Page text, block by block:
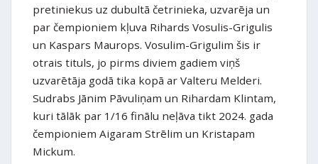
pretiniekus uz dubultā četrinieka, uzvarēja un
par čempioniem kļuva Rihards Vosulis-Grigulis
un Kaspars Maurops. Vosulim-Grigulim šis ir
otrais tituls, jo pirms diviem gadiem viņš
uzvarētāja godā tika kopā ar Valteru Melderi.
Sudrabs Jānim Pāvuliņam un Rihardam Klintam,
kuri tālāk par 1/16 finālu neļāva tikt 2024. gada
čempioniem Aigaram Strēlim un Kristapam
Mickum.